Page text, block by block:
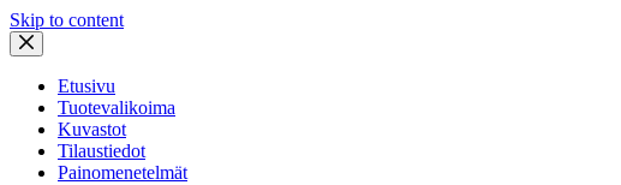
Skip to content
Etusivu
Tuotevalikoima
Kuvastot
Tilaustiedot
Painomenetelmät